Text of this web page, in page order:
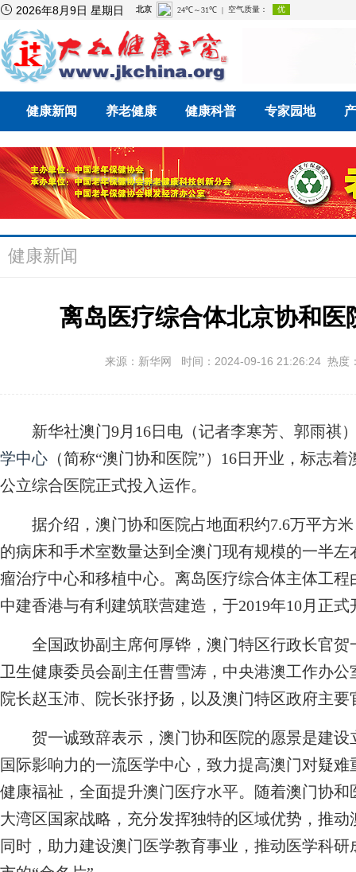
 2026年8月9日 星期日
健康新闻 养老健康 健康科普 专家园地
健康新闻
离岛医疗综合体北京协和医
来源：新华网 时间：2024-09-16 21:26:24 热度
新华社澳门9月16日电（记者李寒芳、郭雨祺
学中心 （简称“澳门协和医院”）16日开业，标志
公立综合医院正式投入运作。
据介绍，澳门协和医院占地面积约7.6万平方米
的病床和手术室数量达到全澳门现有规模的一半
瘤治疗中心和移植中心。离岛医疗综合体主体工
中建香港与有利建筑联营建造，于2019年10月正
全国政协副主席何厚铧，澳门特区行政长官贺
卫生健康委员会副主任曹雪涛，中央港澳工作办
院长赵玉沛、院长张抒扬，以及澳门特区政府主
贺一诚致辞表示，澳门协和医院的愿景是建设
国际影响力的一流医学中心，致力提高澳门对疑
健康福祉，全面提升澳门医疗水平。随着澳门协
大湾区国家战略，充分发挥独特的区域优势，推
同时，助力建设澳门医学教育事业，推动医学科